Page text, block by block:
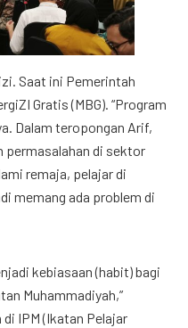
Saat ini Pemerintah
Gratis (MBG). “Program
Dalam teropongan Arif,
permasalahan di sektor
remaja, pelajar di
memang ada problem di
kebiasaan (habit) bagi
Muhammadiyah,”
IPM (Ikatan Pelajar